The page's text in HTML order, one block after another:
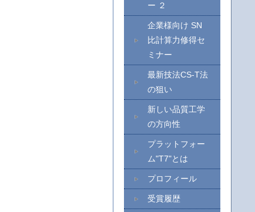
ー ２
企業様向け SN
比計算力修得セ
ミナー
最新技法CS-T法
の狙い
新しい品質工学
の方向性
プラットフォー
ム"T7"とは
プロフィール
受賞履歴